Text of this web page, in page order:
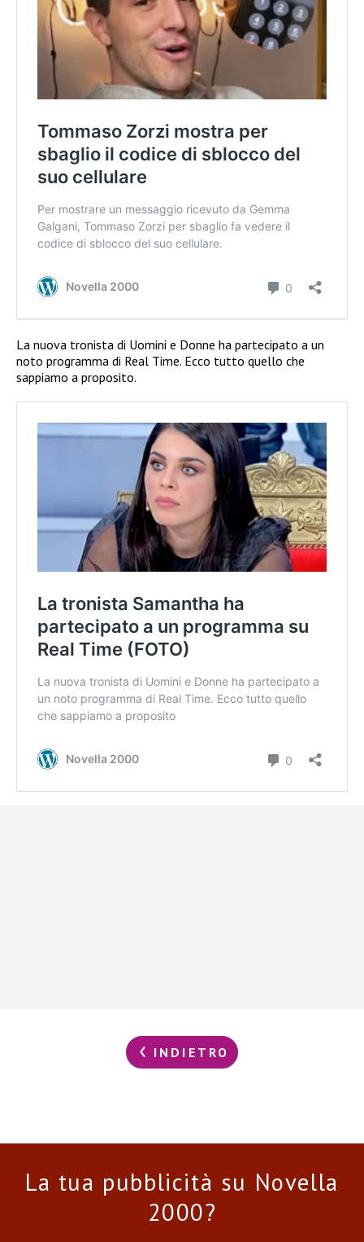
La nuova tronista di Uomini e Donne ha partecipato a un
noto programma di Real Time. Ecco tutto quello che
sappiamo a proposito.
INDIETRO
La tua pubblicità su Novella
2000?